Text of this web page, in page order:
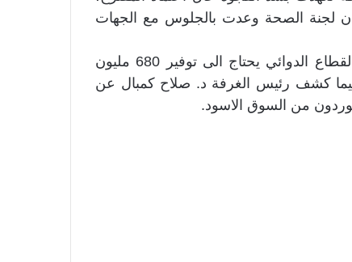
الى ان لجنة الصحة وعدت بالجلوس مع الجهات
واعلنت غرفة مستوردي الادوية، في وقت سابق، ان القطاع الدوائي يحتاج الى توفير 680 مليون
فيما كشف رئيس الغرفة د. صلاح كمبال عن
من السوق الاسود.